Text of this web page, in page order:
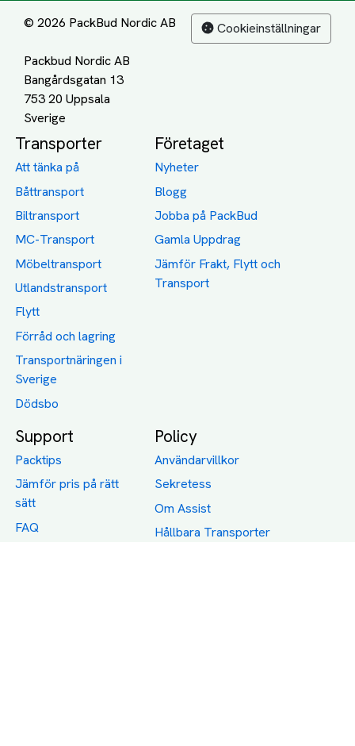
© 2026 PackBud Nordic AB
Packbud Nordic AB
Bangårdsgatan 13
753 20 Uppsala
Cookieinställningar
Transporter
Att tänka på
Båttransport
Biltransport
MC-Transport
Möbeltransport
Utlandstransport
Flytt
Förråd och lagring
Transportnäringen i
Sverige
Dödsbo
Företaget
Nyheter
Blogg
Jobba på PackBud
Gamla Uppdrag
Jämför Frakt, Flytt och
Transport
Support
Packtips
Jämför pris på rätt
sätt
FAQ
Policy
Användarvillkor
Sekretess
Om Assist
Hållbara Transporter